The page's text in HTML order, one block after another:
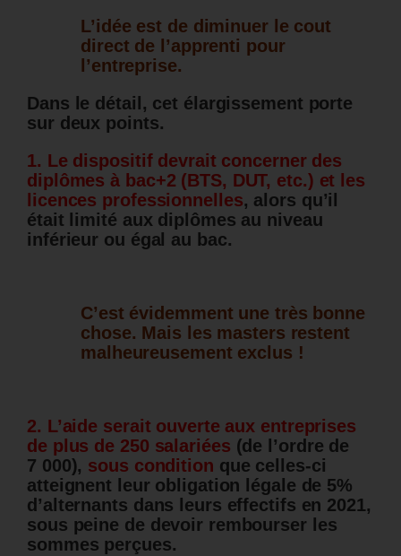
L’idée est de diminuer le cout
direct de l’apprenti pour
l’entreprise.
Dans le détail, cet élargissement porte
sur deux points.
1. Le dispositif devrait concerner des
diplômes à bac+2 (BTS, DUT, etc.) et les
licences professionnelles, alors qu’il
était limité aux diplômes au niveau
inférieur ou égal au bac.
C’est évidemment une très bonne
chose. Mais les masters restent
malheureusement exclus !
2. L’aide serait ouverte aux entreprises
de plus de 250 salariées (de l’ordre de
7 000), sous condition que celles-ci
atteignent leur obligation légale de 5%
d’alternants dans leurs effectifs en 2021,
sous peine de devoir rembourser les
sommes perçues.